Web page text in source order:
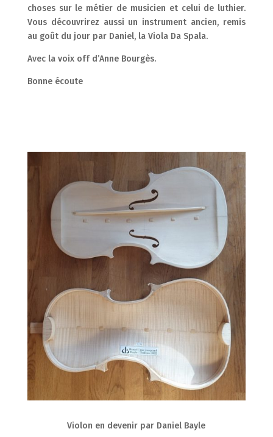
choses sur le métier de musicien et celui de luthier.
Vous découvrirez aussi un instrument ancien, remis
au goût du jour par Daniel, la Viola Da Spala.
Avec la voix off d’Anne Bourgès.
Bonne écoute
Violon en devenir par Daniel Bayle